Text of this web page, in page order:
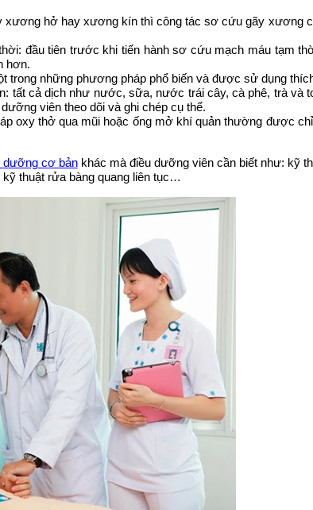
hở hay xương kín thì công tác sơ cứu gãy xương
đầu tiên trước khi tiến hành sơ cứu mạch máu tạm
hơn.
trong những phương pháp phổ biến và được sử dụng
tất cả dịch như nước, sữa, nước trái cây, cà phê, trà
viên theo dõi và ghi chép cụ thể.
oxy thở qua mũi hoặc ống mở khí quản thường được
dưỡng cơ bảnkhác mà điều dưỡng viên cần biết như: kỹ
kỹ thuật rửa bàng quang liên tục…